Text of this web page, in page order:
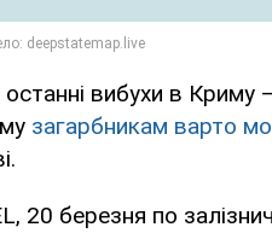
вибухи в Криму
загарбникам варто
20 березня по